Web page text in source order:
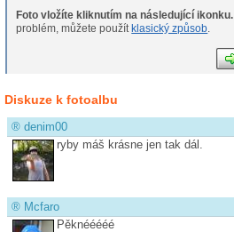
Foto vložíte kliknutím na následující ikonku.
problém, můžete použít klasický způsob.
Diskuze k fotoalbu
® denim00
ryby máš krásne jen tak dál.
® Mcfaro
Pěknééééé